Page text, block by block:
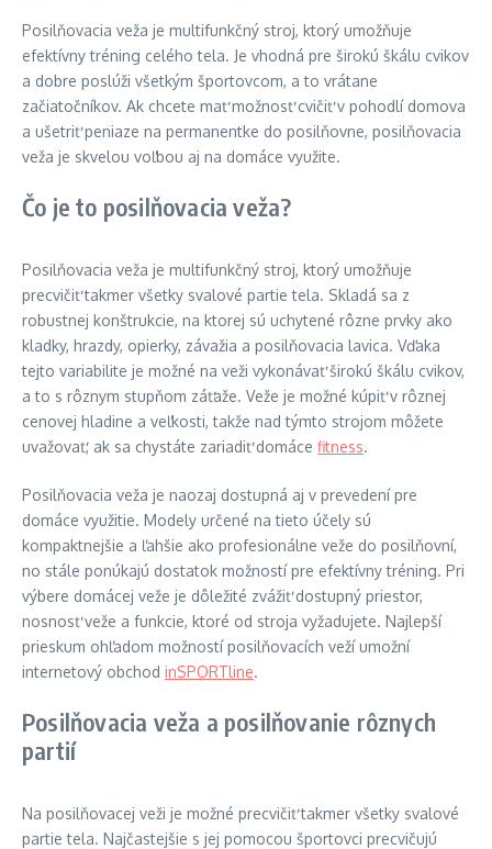
Posilňovacia veža je multifunkčný stroj, ktorý umožňuje
efektívny tréning celého tela. Je vhodná pre širokú škálu cvikov
a dobre poslúži všetkým športovcom, a to vrátane
začiatočníkov. Ak chcete mať možnosť cvičiť v pohodlí domova
a ušetriť peniaze na permanentke do posilňovne, posilňovacia
veža je skvelou voľbou aj na domáce využite.
Čo je to posilňovacia veža?
Posilňovacia veža je multifunkčný stroj, ktorý umožňuje
precvičiť takmer všetky svalové partie tela. Skladá sa z
robustnej konštrukcie, na ktorej sú uchytené rôzne prvky ako
kladky, hrazdy, opierky, závažia a posilňovacia lavica. Vďaka
tejto variabilite je možné na veži vykonávať širokú škálu cvikov,
a to s rôznym stupňom záťaže. Veže je možné kúpiť v rôznej
cenovej hladine a veľkosti, takže nad týmto strojom môžete
uvažovať, ak sa chystáte zariadiť domáce fitness.
Posilňovacia veža je naozaj dostupná aj v prevedení pre
domáce využitie. Modely určené na tieto účely sú
kompaktnejšie a ľahšie ako profesionálne veže do posilňovní,
no stále ponúkajú dostatok možností pre efektívny tréning. Pri
výbere domácej veže je dôležité zvážiť dostupný priestor,
nosnosť veže a funkcie, ktoré od stroja vyžadujete. Najlepší
prieskum ohľadom možností posilňovacích veží umožní
internetový obchod inSPORTline.
Posilňovacia veža a posilňovanie rôznych
partií
Na posilňovacej veži je možné precvičiť takmer všetky svalové
partie tela. Najčastejšie s jej pomocou športovci precvičujú